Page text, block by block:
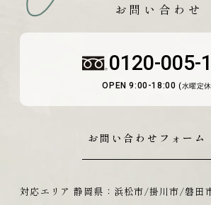
お問い合わせ
0120-005-
OPEN 9:00-18:00 (水曜定
お問い合わせフォーム
対応エリア 静岡県：浜松市/掛川市/磐